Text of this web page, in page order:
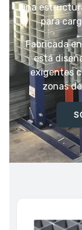
una
para
Fabricada
está
exigentes
zonas